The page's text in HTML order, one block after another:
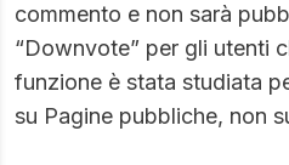
commento e non sarà
“Downvote” per gli utenti
funzione è stata studiata
su Pagine pubbliche, non